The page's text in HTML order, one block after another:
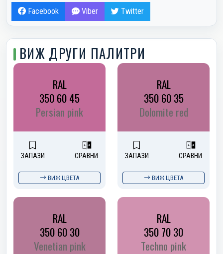
Facebook Viber Twitter
ВИЖ ДРУГИ ПАЛИТРИ
RAL
350 60 45
Persian pink
ЗАПАЗИ СРАВНИ
ВИЖ ЦВЕТА
RAL
350 60 35
Dolomite red
ЗАПАЗИ СРАВНИ
ВИЖ ЦВЕТА
RAL
350 60 30
Venetian pink
RAL
350 70 30
Techno pink